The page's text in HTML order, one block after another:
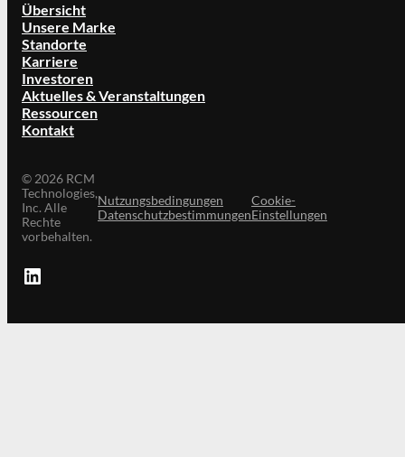
Übersicht
Unsere Marke
Standorte
Karriere
Investoren
Aktuelles & Veranstaltungen
Ressourcen
Kontakt
© 2026 RCM
Technologies,
Inc. Alle
Rechte
vorbehalten.
Nutzungsbedingungen
Datenschutzbestimmungen
Cookie-
Einstellungen
LinkedIn